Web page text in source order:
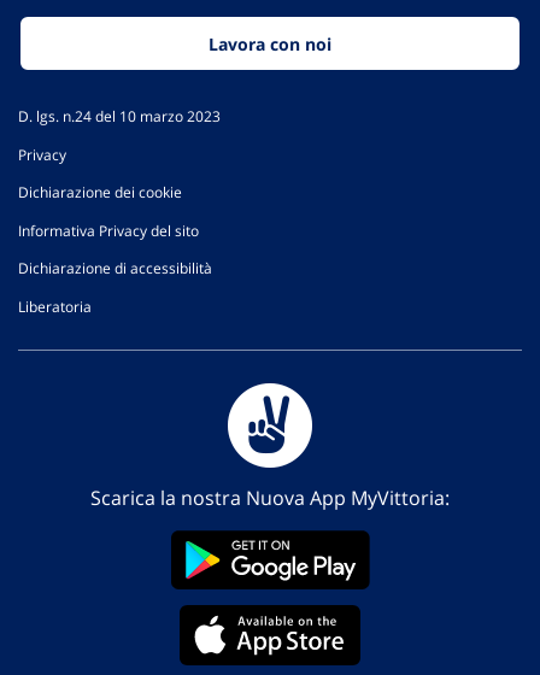
Lavora con noi
D. lgs. n.24 del 10 marzo 2023
Privacy
Dichiarazione dei cookie
Informativa Privacy del sito
Dichiarazione di accessibilità
Liberatoria
Scarica la nostra Nuova App MyVittoria: